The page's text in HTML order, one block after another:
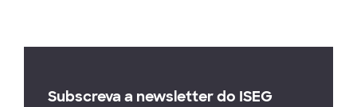
Subscreva a newsletter do ISEG